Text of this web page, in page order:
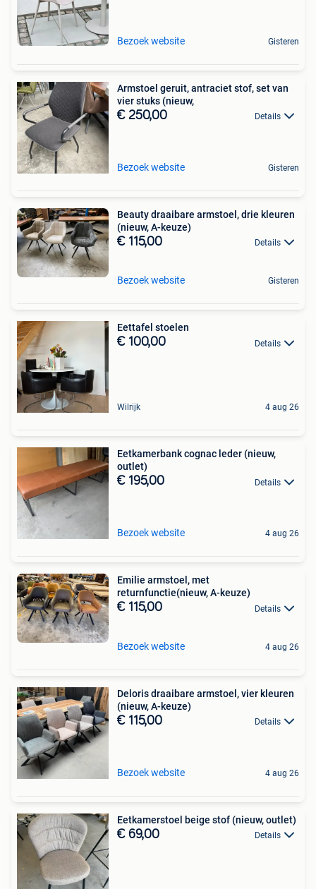
Bezoek website Gisteren
Armstoel geruit, antraciet stof, set van
vier stuks (nieuw,
€ 250,00 Details
Bezoek website Gisteren
Beauty draaibare armstoel, drie kleuren
(nieuw, A-keuze)
€ 115,00 Details
Bezoek website Gisteren
Eettafel stoelen
€ 100,00 Details
Wilrijk 4 aug 26
Eetkamerbank cognac leder (nieuw,
outlet)
€ 195,00 Details
Bezoek website 4 aug 26
Emilie armstoel, met
returnfunctie(nieuw, A-keuze)
€ 115,00 Details
Bezoek website 4 aug 26
Deloris draaibare armstoel, vier kleuren
(nieuw, A-keuze)
€ 115,00 Details
Bezoek website 4 aug 26
Eetkamerstoel beige stof (nieuw, outlet)
€ 69,00 Details